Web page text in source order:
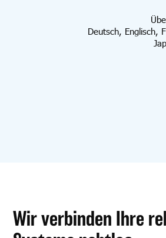
Deutsch, Englisch,
Wir verbinden Ihre